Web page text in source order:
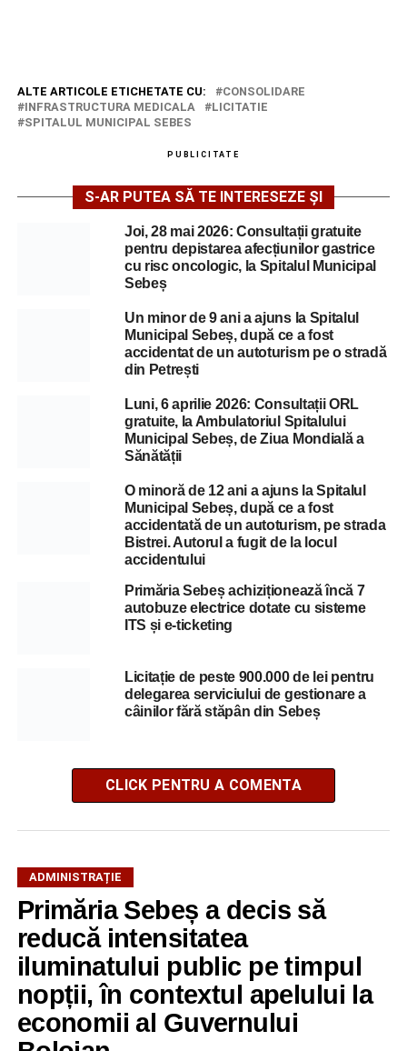
ALTE ARTICOLE ETICHETATE CU:
CONSOLIDARE
INFRASTRUCTURA MEDICALA
LICITATIE
SPITALUL MUNICIPAL SEBES
PUBLICITATE
S-AR PUTEA SĂ TE INTERESEZE ȘI
Joi, 28 mai 2026: Consultații gratuite
pentru depistarea afecțiunilor gastrice
cu risc oncologic, la Spitalul Municipal
Sebeș
Un minor de 9 ani a ajuns la Spitalul
Municipal Sebeș, după ce a fost
accidentat de un autoturism pe o stradă
din Petrești
Luni, 6 aprilie 2026: Consultații ORL
gratuite, la Ambulatoriul Spitalului
Municipal Sebeș, de Ziua Mondială a
Sănătății
O minoră de 12 ani a ajuns la Spitalul
Municipal Sebeș, după ce a fost
accidentată de un autoturism, pe strada
Bistrei. Autorul a fugit de la locul
accidentului
Primăria Sebeș achiziționează încă 7
autobuze electrice dotate cu sisteme
ITS și e-ticketing
Licitație de peste 900.000 de lei pentru
delegarea serviciului de gestionare a
câinilor fără stăpân din Sebeș
CLICK PENTRU A COMENTA
ADMINISTRAȚIE
Primăria Sebeș a decis să
reducă intensitatea
iluminatului public pe timpul
nopții, în contextul apelului la
economii al Guvernului